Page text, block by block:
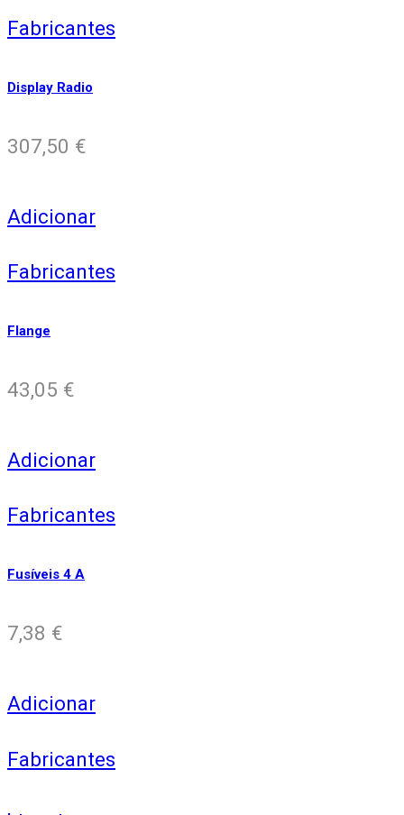
Fabricantes
Display Radio
307,50 €
Adicionar
Fabricantes
Flange
43,05 €
Adicionar
Fabricantes
Fusíveis 4 A
7,38 €
Adicionar
Fabricantes